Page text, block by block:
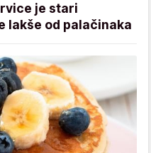
je stari
lakše od palačinaka